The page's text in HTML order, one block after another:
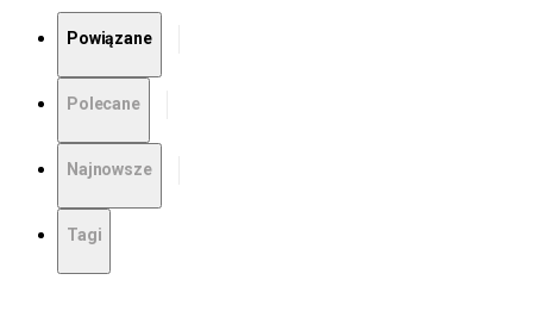
Powiązane
Polecane
Najnowsze
Tagi